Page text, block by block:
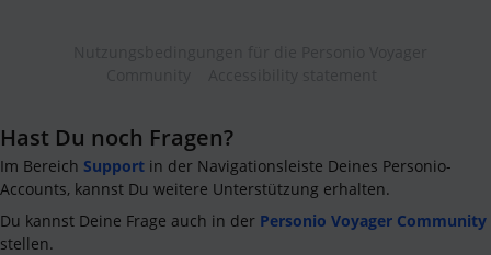
Hast Du noch Fragen?
Im Bereich Support in der Navigationsleiste Deines Personio-
Accounts, kannst Du weitere Unterstützung erhalten.
Du kannst Deine Frage auch in der Personio Voyager Community
stellen.